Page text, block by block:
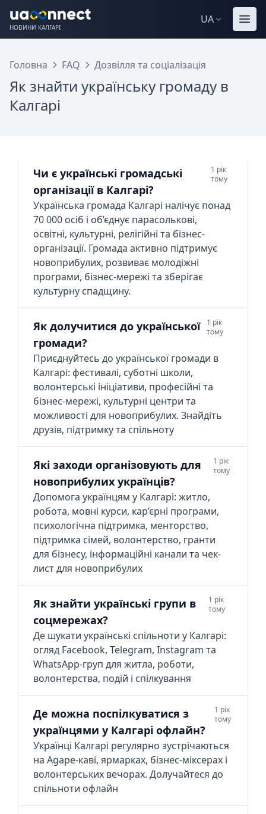
НОВИНИ КАЛГАРІ
UA
Головна FAQ Дозвілля та соціалізація
Як знайти українську громаду в
Калгарі
Чи є українські громадські
організації в Калгарі?
1 рік
тому
Українська громада Калгарі налічує понад
70 000 осіб і об’єднує парасолькові,
освітні, культурні, релігійні та бізнес-
організації. Громада активно підтримує
новоприбулих, розвиває молодіжні
програми, бізнес-мережі та зберігає
культурну спадщину.
Як долучитися до української
громади?
1 рік
тому
Приєднуйтесь до української громади в
Калгарі: фестивалі, суботні школи,
волонтерські ініціативи, професійні та
бізнес-мережі, культурні центри та
можливості для новоприбулих. Знайдіть
друзів, підтримку та спільноту
Які заходи організовують для
новоприбулих українців?
1 рік
тому
Допомога українцям у Калгарі: житло,
робота, мовні курси, кар’єрні програми,
психологічна підтримка, менторство,
підтримка сімей, волонтерство, гранти
для бізнесу, інформаційні канали та чек-
лист для новоприбулих
Як знайти українські групи в
соцмережах?
1 рік
тому
Де шукати українські спільноти у Калгарі:
огляд Facebook, Telegram, Instagram та
WhatsApp-груп для житла, роботи,
волонтерства, подій і спілкування
Де можна поспілкуватися з
українцями у Калгарі офлайн?
1 рік
тому
Українці Калгарі регулярно зустрічаються
на Agape-каві, ярмарках, бізнес-міксерах і
волонтерських вечорах. Долучайтеся до
спільноти офлайн